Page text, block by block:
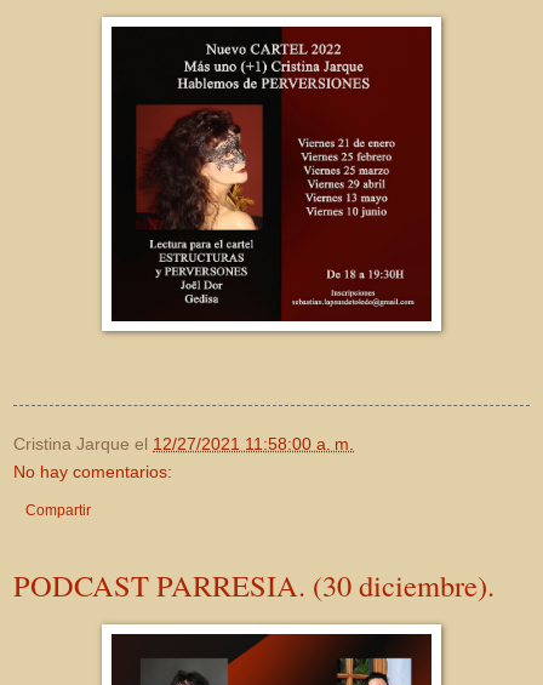
Cristina Jarque el 12/27/2021 11:58:00 a. m.
No hay comentarios:
Compartir
PODCAST PARRESIA. (30 diciembre).